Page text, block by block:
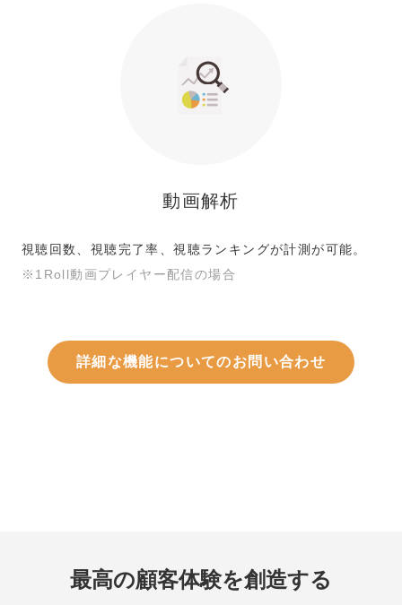
動画解析
視聴回数、視聴完了率、視聴ランキングが計測が可能。
※1Roll動画プレイヤー配信の場合
詳細な機能についてのお問い合わせ
最高の顧客体験を創造する